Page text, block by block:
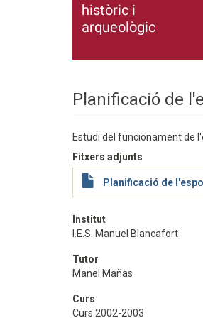
Planificació de
Estudi del funcionament de
Fitxers adjunts
Planificació de
Institut
I.E.S. Manuel Blancafort
Tutor
Manel Mañas
Curs
Curs 2002-2003